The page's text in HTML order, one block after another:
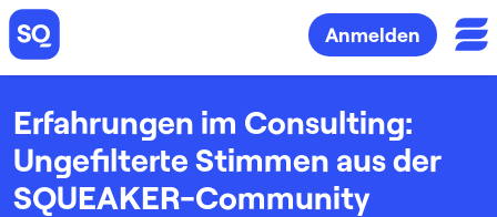
Anmelden
Erfahrungen im Consulting:
Ungefilterte Stimmen aus der
SQUEAKER-Community